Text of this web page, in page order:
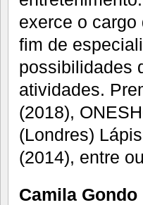
exerce o
fim de
possibilidades
atividades.
(2018),
(Londres)
(2014), entre
Camila Gondo